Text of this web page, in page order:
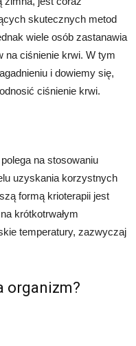
skutecznych metod
wiele osób zastanawia
na ciśnienie krwi. W tym
i dowiemy się,
ciśnienie krwi.
na stosowaniu
uzyskania korzystnych
formą krioterapii jest
krótkotrwałym
temperatury, zazwyczaj
organizm?